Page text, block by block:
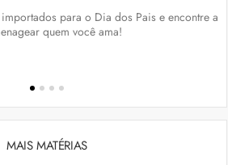
para o Dia dos Pais e encontre a
quem você ama!
MAIS MATÉRIAS